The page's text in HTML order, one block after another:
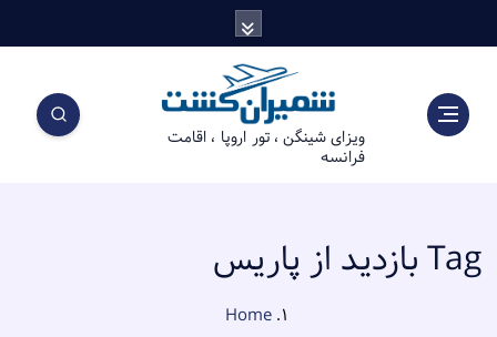
ویزای شینگن ، تور اروپا ، اقامت
فرانسه
Tag بازدید از پاریس
Home